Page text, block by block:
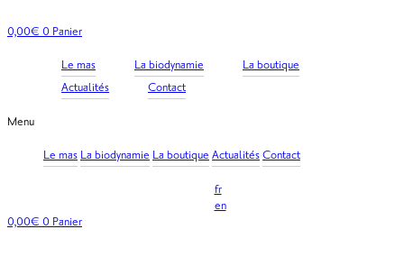
au
0,00€ 0 Panier
Le mas La biodynamie
La boutique
Actualités
Contact
Menu
Le mas La biodynamie La boutique ActualitésContact
fr
en
0,00€ 0 Panier